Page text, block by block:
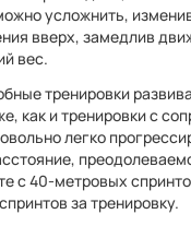
усложнить,
вверх, замедлив
вес.
тренировки
как и тренировки с
легко
с 40-метровых
за тренировку.